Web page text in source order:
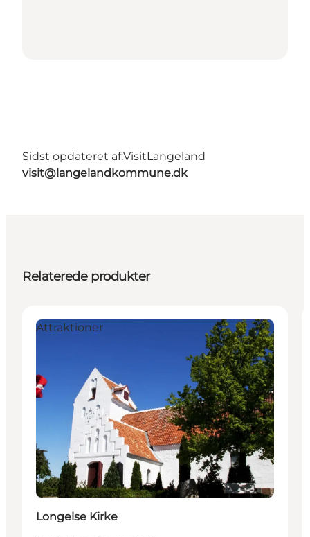
Sidst opdateret af:VisitLangeland
visit@langelandkommune.dk
Relaterede produkter
Attraktioner
Longelse Kirke